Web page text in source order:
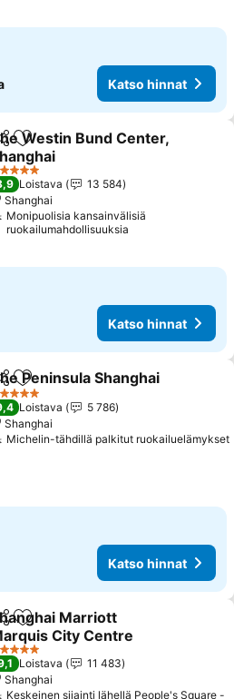
Katso hinnat
Lisää suosikkeihin
Westin Bund Center,
hinnat
Loistava
13 584
Shanghai
Monipuolisia kansainvälisiä
ruokailumahdollisuuksia
Katso hinnat
Lisää suosikkeihin
Peninsula Shanghai
Loistava
5 786
Shanghai
Michelin-tähdillä palkitut ruokailuelämykset
Katso hinnat
Lisää suosikkeihin
Marriott
City Centre
hinnat
Loistava
11 483
Shanghai
Keskeinen sijainti lähellä People's Square -